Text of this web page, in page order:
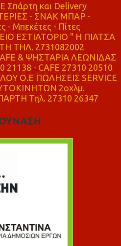
Σπάρτη και Delivery
- ΣΝΑΚ ΜΠΑΡ -
- Μπεκέτες - Πίτες
ΕΣΤΙΑΤΟΡΙΟ " Η ΠΙΑΤΣΑ
ΤΗΛ. 2731082002
& ΨΗΣΤΑΡΙΑ ΛΕΩΝΙΔΑΣ
- CAFE 27310 20510
Ο.Ε ΠΩΛΗΣΕΙΣ SERVICE
2οχλμ.
Τηλ. 27310 26347